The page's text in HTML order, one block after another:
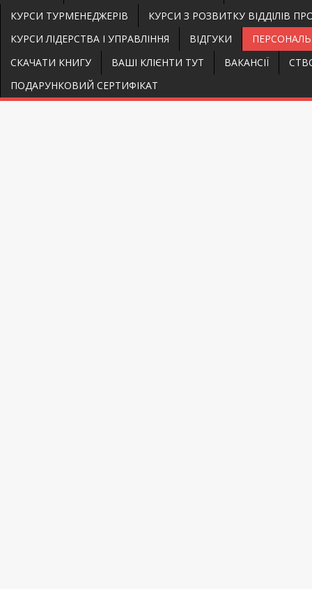
КУРСИ ТУРМЕНЕДЖЕРІВ
КУРСИ З РОЗВИТКУ ВІДДІЛІВ
КУРСИ ЛІДЕРСТВА І УПРАВЛІННЯ
ВІДГУКИ
СКАЧАТИ КНИГУ
ВАШІ КЛІЄНТИ ТУТ ВАКАНСІЇ
ПОДАРУНКОВИЙ СЕРТИФІКАТ